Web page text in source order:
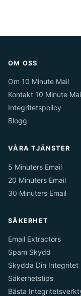
OM OSS
Om 10 Minute Mail
Kontakt 10 Minute
Integritetspolicy
Blogg
VÅRA TJÄNSTER
5 Minuters Email
20 Minuters Email
30 Minuters Email
SÄKERHET
Email Extractors
Spam Skydd
Skydda Din Integritet
Säkerhetstips
Bästa